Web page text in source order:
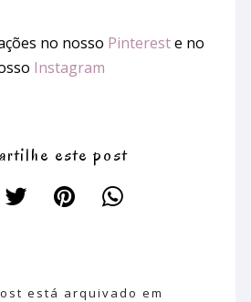
no nosso Pintereste no
Instagram
este post
está arquivado em